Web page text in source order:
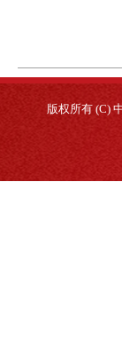
版权所有 (C)